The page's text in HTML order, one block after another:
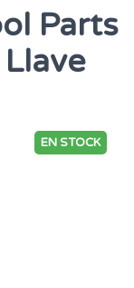
Parts
EN STOCK